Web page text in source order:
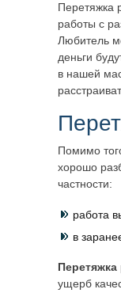
Перетяжка
работы с
Любитель
деньги
в нашей
Помимо
хорошо
частности:
работа
в
Перетяжка
ущерб